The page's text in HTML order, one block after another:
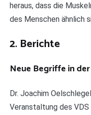
heraus, dass die
des Menschen ähnlich
2. Berichte
Neue Begriffe in
Dr. Joachim
Veranstaltung des VDS